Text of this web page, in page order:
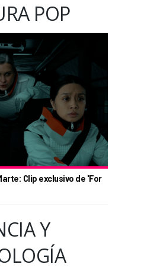
POP
Clip exclusivo de 'For
Y